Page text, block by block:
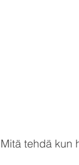
Mitä tehdä kun